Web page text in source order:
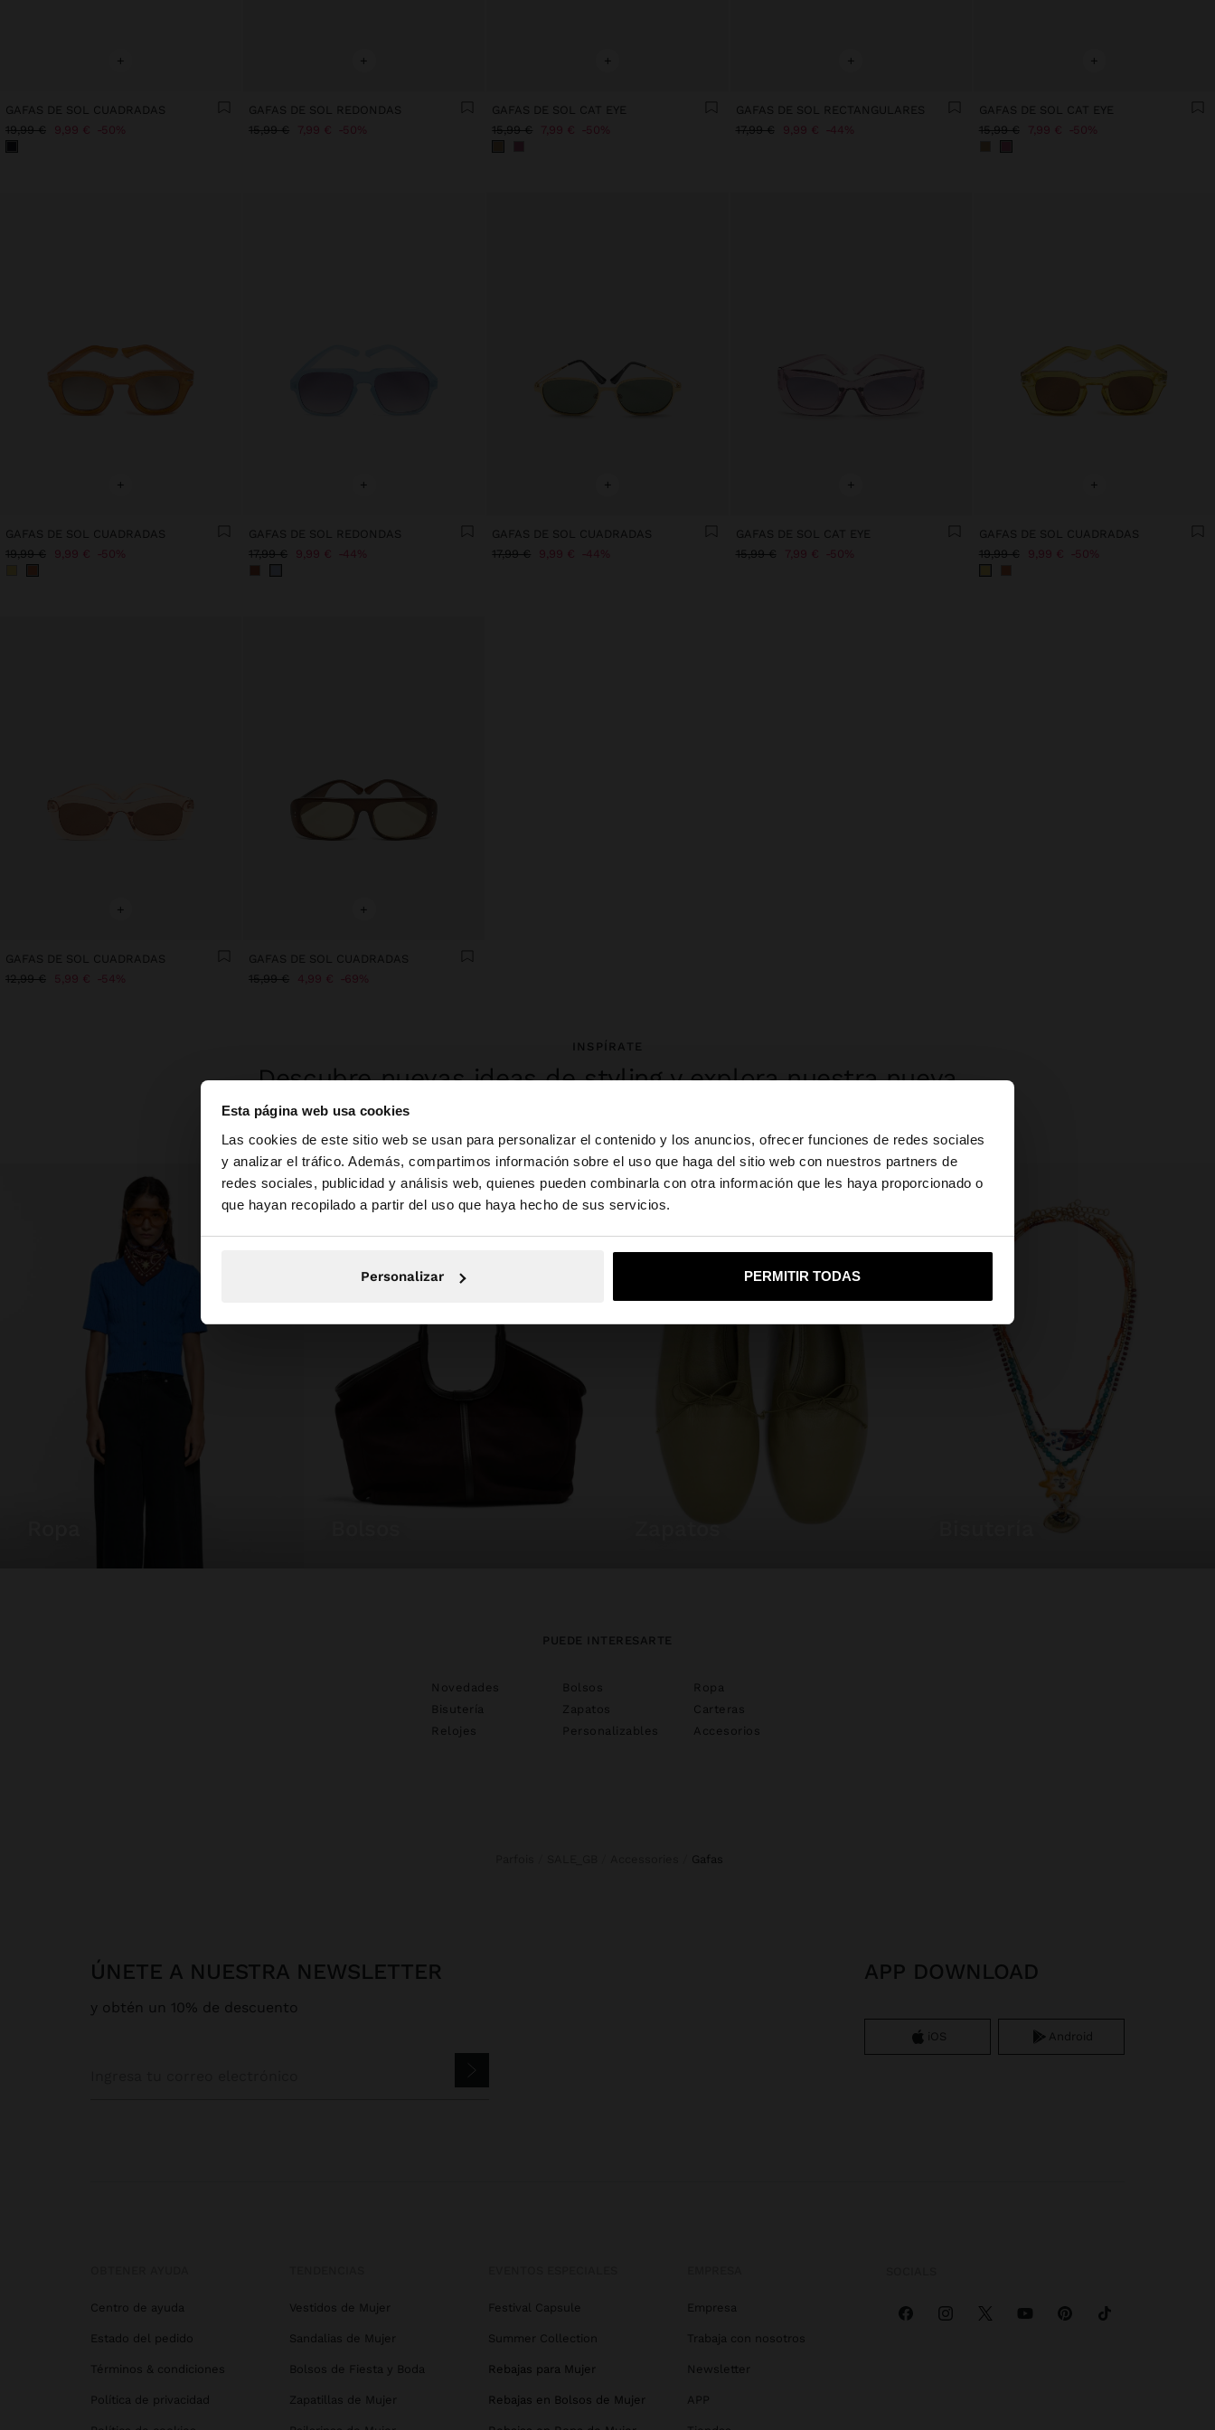
Esta página web usa cookies
Las cookies de este sitio web se usan para personalizar el contenido y los anuncios, ofrecer funciones de redes sociales
y analizar el tráfico. Además, compartimos información sobre el uso que haga del sitio web con nuestros partners de
redes sociales, publicidad y análisis web, quienes pueden combinarla con otra información que les haya proporcionado o
que hayan recopilado a partir del uso que haya hecho de sus servicios.
Personalizar PERMITIR TODAS
hola ×
Estás accediendo a la web de España. ¿Quieres ir a la web de United States?
No, continuar en la web de España Sí, llévame a United States
+
GAFAS DE SOL CUADRADAS
19,99 € 9,99 € 50%
+
GAFAS DE SOL REDONDAS
15,99 € 7,99 € 50%
+
GAFAS DE SOL CAT EYE
15,99 € 7,99 € 50%
+
GAFAS DE SOL RECTANGULARES
17,99 € 9,99 € 44%
+
GAFAS DE SOL CAT EYE
15,99 € 7,99 € 50%
+
GAFAS DE SOL CUADRADAS
19,99 € 9,99 € 50%
+
GAFAS DE SOL REDONDAS
17,99 € 9,99 € 44%
+
GAFAS DE SOL CUADRADAS
17,99 € 9,99 € 44%
+
GAFAS DE SOL CAT EYE
15,99 € 7,99 € 50%
+
GAFAS DE SOL CUADRADAS
19,99 € 9,99 € 50%
+
GAFAS DE SOL CUADRADAS
12,99 € 5,99 € 54%
+
GAFAS DE SOL CUADRADAS
15,99 € 4,99 € 69%
INSPÍRATE
Descubre nuevas ideas de styling y explora nuestra nueva
PUEDE INTERESARTE
Novedades Bolsos
Ropa
Bisutería
Zapatos
Carteras
Relojes
Personalizables Accesorios
gafas
ÚNETE A NUESTRA NEWSLETTER
y obtén un 10% de descuento
APP DOWNLOAD
iOS Android
Centro de ayuda
Estado del pedido
Términos & condiciones
Política de privacidad
Vestidos de Mujer
Sandalias de Mujer
Bolsos de Fiesta y Boda
Zapatillas de Mujer
Festival Capsule
Summer Collection
Rebajas para Mujer
Rebajas en Bolsos de Mujer
Empresa
Trabaja con nosotros
Newsletter
APP